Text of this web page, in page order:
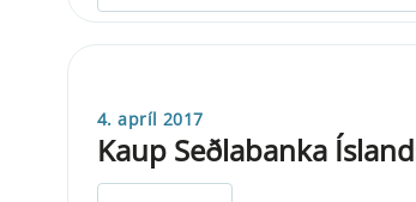
4. apríl 2017
Kaup Seðlabanka